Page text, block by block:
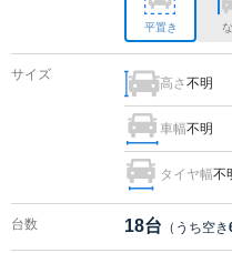
平置き な
サイズ
高さ不明
車幅不明
タイヤ幅不
台数 18台 （うち空き